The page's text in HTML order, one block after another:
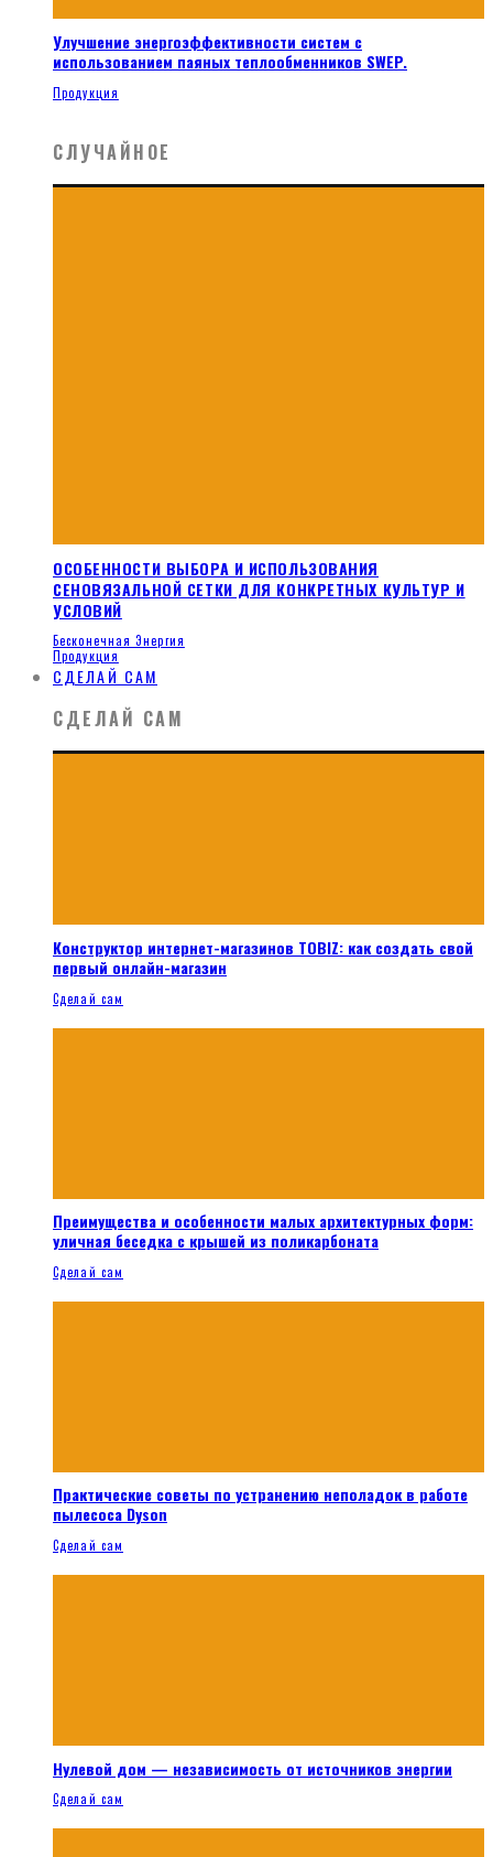
Улучшение энергоэффективности систем с
использованием паяных теплообменников SWEP.
Продукция
СЛУЧАЙНОЕ
ОСОБЕННОСТИ ВЫБОРА И ИСПОЛЬЗОВАНИЯ
СЕНОВЯЗАЛЬНОЙ СЕТКИ ДЛЯ КОНКРЕТНЫХ КУЛЬТУР И
УСЛОВИЙ
Бесконечная Энергия
Продукция
СДЕЛАЙ САМ
СДЕЛАЙ САМ
Конструктор интернет-магазинов TOBIZ: как создать свой
первый онлайн-магазин
Сделай сам
Преимущества и особенности малых архитектурных форм:
уличная беседка с крышей из поликарбоната
Сделай сам
Практические советы по устранению неполадок в работе
пылесоса Dyson
Сделай сам
Нулевой дом — независимость от источников энергии
Сделай сам